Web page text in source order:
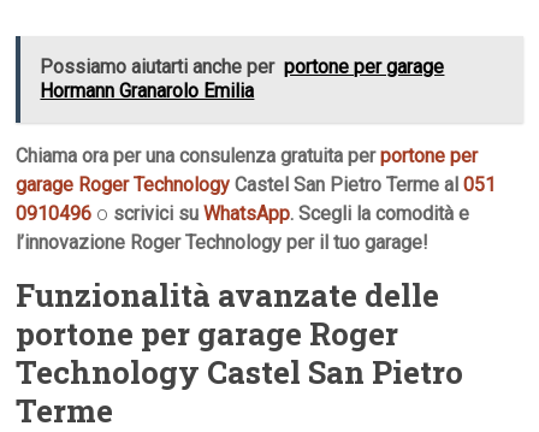
Possiamo aiutarti anche per portone per garage
Hormann Granarolo Emilia
Chiama ora per una consulenza gratuita perportone per
garage Roger Technology Castel San Pietro Terme al051
0910496 o scrivici suWhatsApp. Scegli la comodità e
l’innovazione Roger Technology per il tuo garage!
Funzionalità avanzate delle
portone per garage Roger
Technology Castel San Pietro
Terme